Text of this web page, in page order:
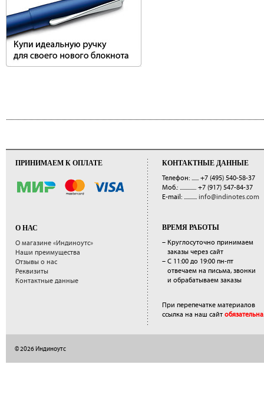
ПРИНИМАЕМ К ОПЛАТЕ
О НАС
О магазине «Индиноутс»
Наши преимущества
Отзывы о нас
Реквизиты
Контактные данные
КОНТАКТНЫЕ ДАННЫЕ
Телефон: ...... +7 (495) 540-58-37
Моб.: .............. +7 (917) 547-84-37
E-mail: ........... info@indinotes.com
ВРЕМЯ РАБОТЫ
– Круглосуточно принимаем
заказы через сайт
– С 11:00 до 19:00 пн-пт
отвечаем на письма, звонки
и обрабатываем заказы
При перепечатке материалов
ссылка на наш сайт обязательна.
© 2026 Индиноутс